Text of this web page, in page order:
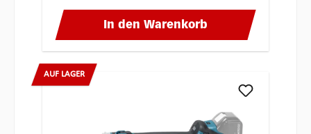
In den Warenkorb
AUF LAGER